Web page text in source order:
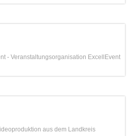
- Veranstaltungsorganisation ExcellEvent
aus dem Landkreis